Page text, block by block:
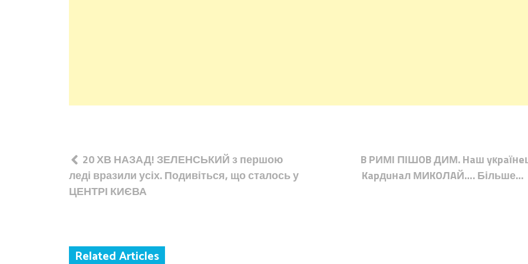
Навігація
записів
20 ХВ НАЗАД! ЗЕЛЕНСЬКИЙ з першою
леді вразили усіх. Подивіться, що сталось у
ЦЕНТРІ КИЄВА
B PИМI ПIШOB ДИМ. Haш
Kapдuнaл МИKOЛAЙ…. Більше…
Related Articles